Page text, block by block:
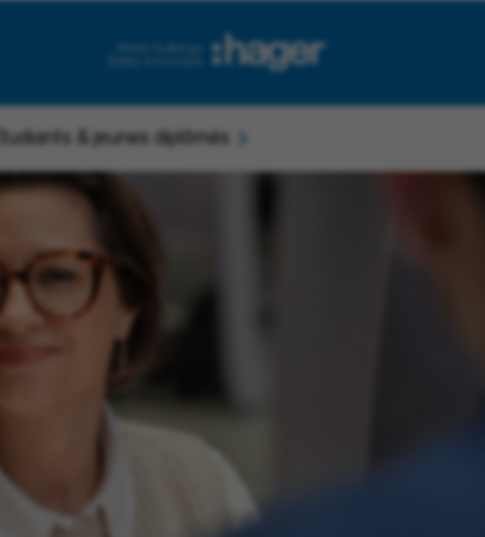
Etudiants & jeunes diplômés